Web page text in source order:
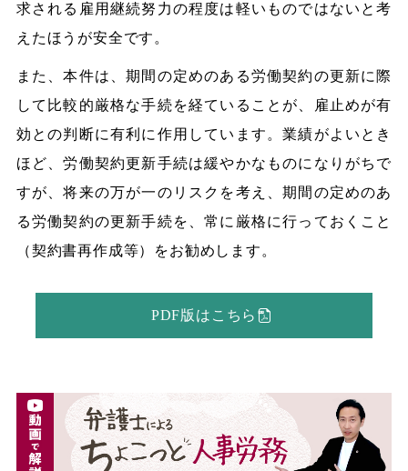
求される雇用継続努力の程度は軽いものではないと考
えたほうが安全です。
また、本件は、期間の定めのある労働契約の更新に際
して比較的厳格な手続を経ていることが、雇止めが有
効との判断に有利に作用しています。業績がよいとき
ほど、労働契約更新手続は緩やかなものになりがちで
すが、将来の万が一のリスクを考え、期間の定めのあ
る労働契約の更新手続を、常に厳格に行っておくこと
（契約書再作成等）をお勧めします。
PDF版はこちら